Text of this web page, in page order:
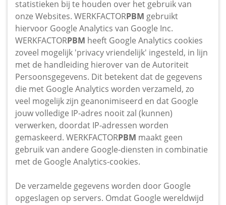
statistieken bij te houden over het gebruik van
onze Websites. WERKFACTORPBM gebruikt
hiervoor Google Analytics van Google Inc.
WERKFACTORPBM heeft Google Analytics cookies
zoveel mogelijk 'privacy vriendelijk' ingesteld, in lijn
met de handleiding hierover van de Autoriteit
Persoonsgegevens. Dit betekent dat de gegevens
die met Google Analytics worden verzameld, zo
veel mogelijk zijn geanonimiseerd en dat Google
jouw volledige IP-adres nooit zal (kunnen)
verwerken, doordat IP-adressen worden
gemaskeerd. WERKFACTORPBM maakt geen
gebruik van andere Google-diensten in combinatie
met de Google Analytics-cookies.
De verzamelde gegevens worden door Google
opgeslagen op servers. Omdat Google wereldwijd